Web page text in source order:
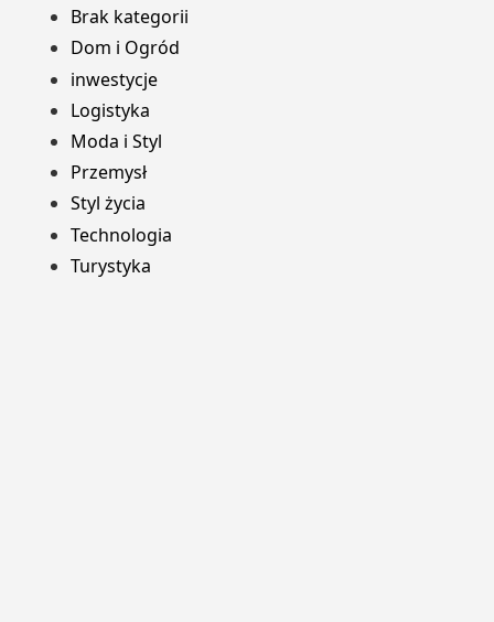
Brak kategorii
Dom i Ogród
inwestycje
Logistyka
Moda i Styl
Przemysł
Styl życia
Technologia
Turystyka